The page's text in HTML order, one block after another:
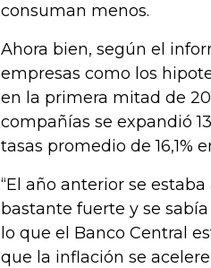
consuman menos.
Ahora bien, según el
empresas como los
en la primera mitad de
compañías se expandió
tasas promedio de 16,1%
“El año anterior se
bastante fuerte y se
lo que el Banco Central
que la inflación se